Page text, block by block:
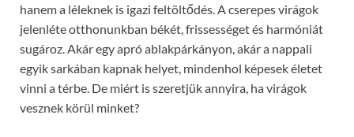
hanem a léleknek is igazi feltöltődés. A cserepes virágok
jelenléte otthonunkban békét, frissességet és harmóniát
sugároz. Akár egy apró ablakpárkányon, akár a nappali
egyik sarkában kapnak helyet, mindenhol képesek életet
vinni a térbe. De miért is szeretjük annyira, ha virágok
vesznek körül minket?